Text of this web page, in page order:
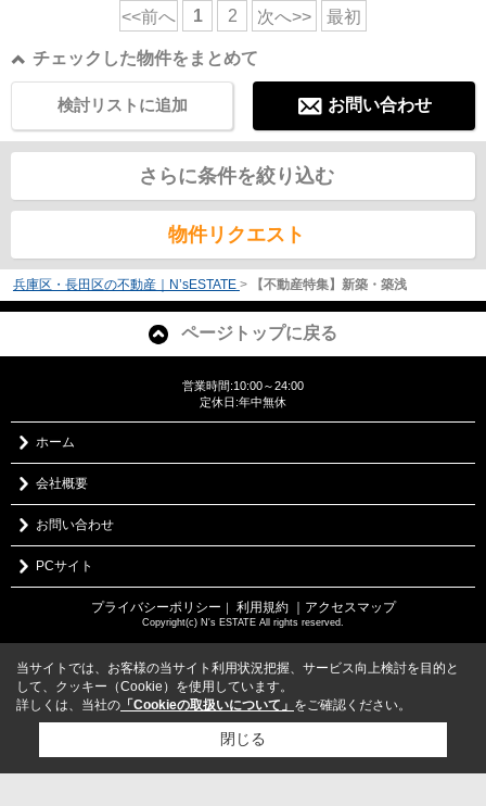
<<前へ 1 2 次へ>> 最初
チェックした物件をまとめて
お問い合わせ
検討リストに追加
さらに条件を絞り込む
物件リクエスト
兵庫区・長田区の不動産｜N’sESTATE > 【不動産特集】新築・築浅
ページトップに戻る
営業時間:10:00～24:00
定休日:年中無休
ホーム
会社概要
お問い合わせ
PCサイト
プライバシーポリシー ｜ 利用規約 ｜アクセスマップ
Copyright(c) N's ESTATE All rights reserved.
当サイトでは、お客様の当サイト利用状況把握、サービス向上検討を目的と
して、クッキー（Cookie）を使用しています。
詳しくは、当社の 「Cookieの取扱いについて」 をご確認ください。
閉じる